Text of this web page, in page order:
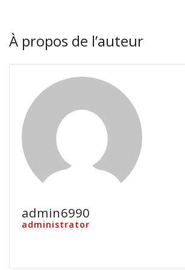
À propos de l’auteur
admin6990
administrator